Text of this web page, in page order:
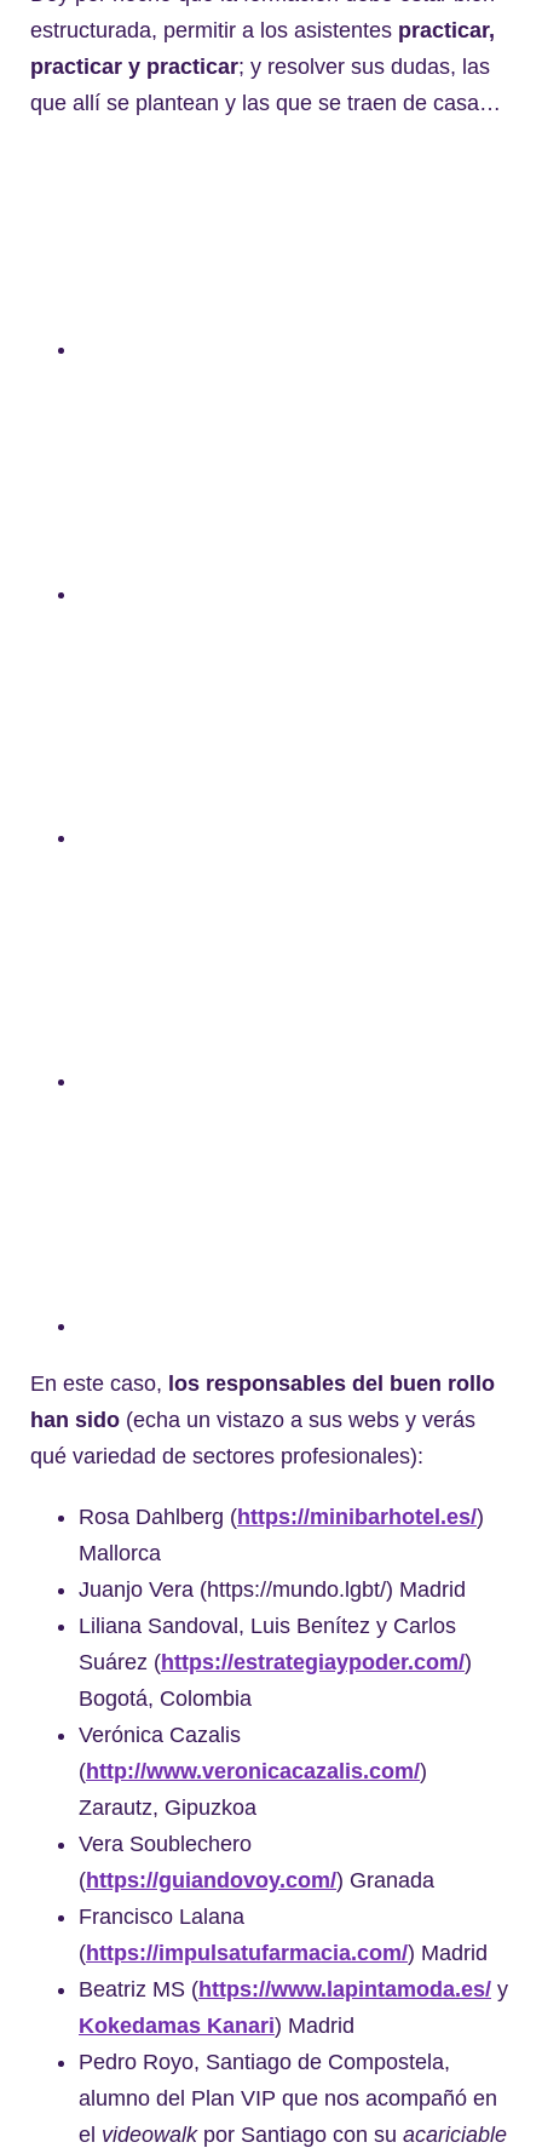
estructurada, permitir a los asistentes practicar,
practicar y practicar; y resolver sus dudas, las
que allí se plantean y las que se traen de casa…
En este caso, los responsables del buen rollo
han sido (echa un vistazo a sus webs y verás
qué variedad de sectores profesionales):
Rosa Dahlberg (https://minibarhotel.es/)
Mallorca
Juanjo Vera (https://mundo.lgbt/) Madrid
Liliana Sandoval, Luis Benítez y Carlos
Suárez (https://estrategiaypoder.com/)
Bogotá, Colombia
Verónica Cazalis
(http://www.veronicacazalis.com/)
Zarautz, Gipuzkoa
Vera Soublechero
(https://guiandovoy.com/) Granada
Francisco Lalana
(https://impulsatufarmacia.com/) Madrid
Beatriz MS (https://www.lapintamoda.es/ y
Kokedamas Kanari) Madrid
Pedro Royo, Santiago de Compostela,
alumno del Plan VIP que nos acompañó en
el videowalkpor Santiago con su acariciable